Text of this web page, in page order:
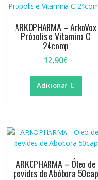
ARKOPHARMA – ArkoVox
Própolis e Vitamina C
24comp
12,90€
Adicionar
ARKOPHARMA – Óleo de
pevides de Abóbora 50cap